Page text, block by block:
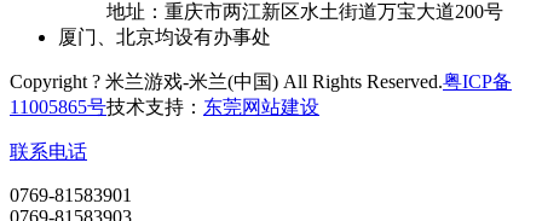
地址：重庆市两江新区水土街道万宝大道200号
厦门、北京均设有办事处
Copyright ? 米兰游戏-米兰(中国) All Rights Reserved.粤ICP备
11005865号技术支持： 东莞网站建设
联系电话
0769-81583901